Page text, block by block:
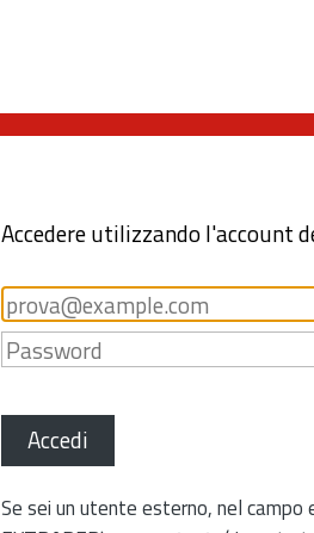
Accedere utilizzando l'account
Accedi
Se sei un utente esterno, nel campo